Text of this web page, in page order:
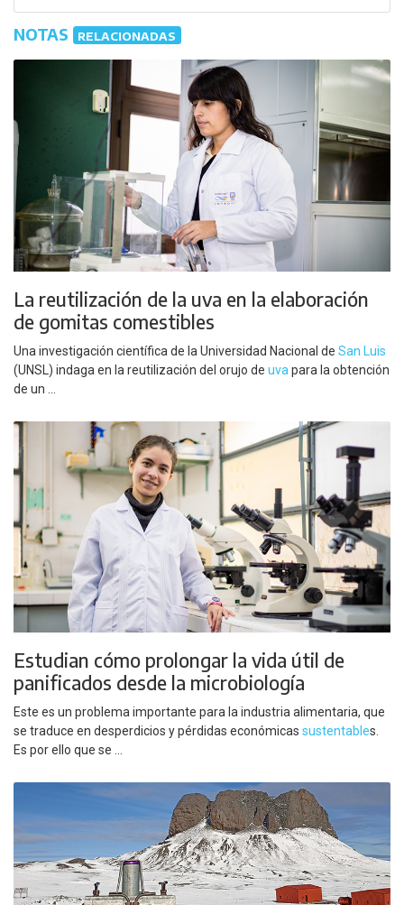
NOTAS RELACIONADAS
La reutilización de la uva en la elaboración
de gomitas comestibles
Una investigación científica de la Universidad Nacional de San Luis
(UNSL) indaga en la reutilización del orujo de uva para la obtención
de un ...
Estudian cómo prolongar la vida útil de
panificados desde la microbiología
Este es un problema importante para la industria alimentaria, que
se traduce en desperdicios y pérdidas económicas sustentables.
Es por ello que se ...